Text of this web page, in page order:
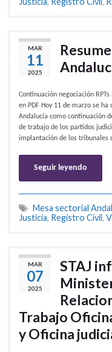
MAR
11
2025
Continuación negociación
en PDF Hoy 11 de marzo se
Andalucía como continuación
de trabajo de los partidos
implantación de los tribunales
Seguir leyendo
Mesa sectorial
Justicia, Registro Civil,
MAR
07
2025
STAJ
Trabajo
y Oficina